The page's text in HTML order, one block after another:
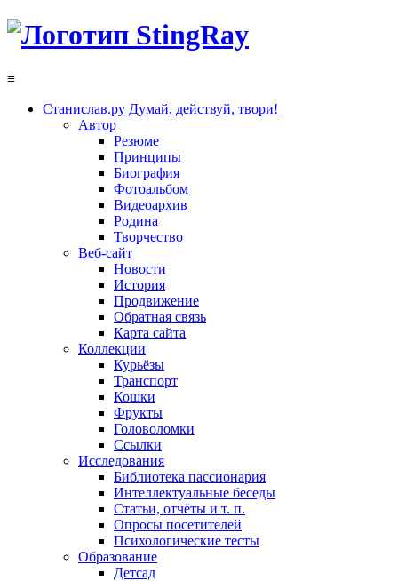
≡
Станислав.ру Думай, действуй, твори!
Автор
Резюме
Принципы
Биография
Фотоальбом
Видеоархив
Родина
Творчество
Веб-сайт
Новости
История
Продвижение
Обратная связь
Карта сайта
Коллекции
Курьёзы
Транспорт
Кошки
Фрукты
Головоломки
Ссылки
Исследования
Библиотека пассионария
Интеллектуальные беседы
Статьи, отчёты и т. п.
Опросы посетителей
Психологические тесты
Образование
Детсад